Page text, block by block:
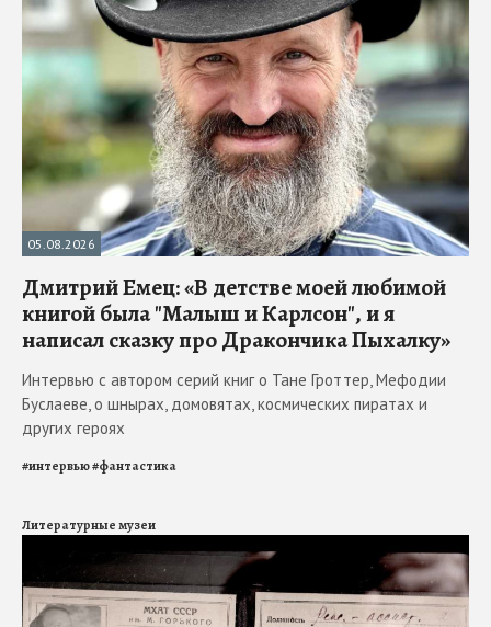
05.08.2026
Дмитрий Емец: «В детстве моей любимой
книгой была "Малыш и Карлсон", и я
написал сказку про Дракончика Пыхалку»
Интервью с автором серий книг о Тане Гроттер, Мефодии
Буслаеве, о шнырах, домовятах, космических пиратах и
других героях
#интервью#фантастика
Литературные музеи